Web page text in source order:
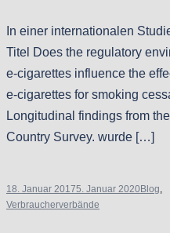
In einer internationalen
Titel Does the regulatory
e-cigarettes influence the
e-cigarettes for smoking
Longitudinal findings from
Country Survey. wurde […]
18. Januar 20175. Januar 2020 Blog,
Verbraucherverbände